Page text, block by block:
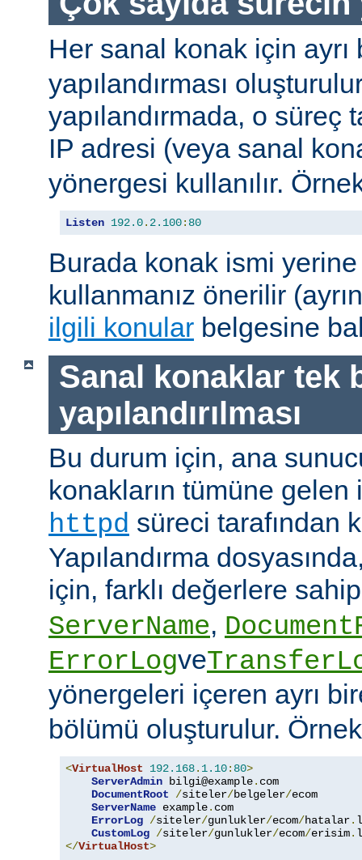
Her sanal konak için
yapılandırması
yapılandırmada, o süreç
IP adresi (veya sanal
yönergesi kullanılır.
Listen 192.0. 2.100: 80
Burada konak ismi
kullanmanız önerilir
ilgili konular belgesine
Sanal konaklar tek
yapılandırılması
Bu durum için, ana
konakların tümüne gelen
httpd süreci tarafından
Yapılandırma
için, farklı değerlere
ServerName,
ErrorLogve
yönergeleri içeren ayrı
bölümü oluşturulur.
<VirtualHost 192.168. 1.10: 80>
ServerAdmin bilgi@example. com
DocumentRoot
/siteler/belgeler/ecom
ServerName example. com
ErrorLog /siteler/gunlukler/ecom/hatalar.
CustomLog /siteler/gunlukler/ecom/erisim.
</VirtualHost>